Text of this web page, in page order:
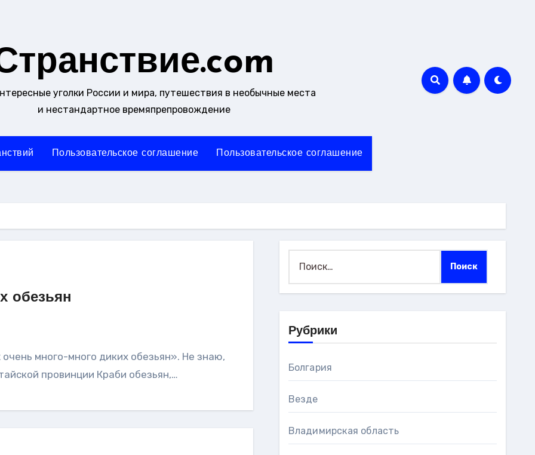
уголки России и мира, путешествия в необычные места
и нестандартное времяпрепровождение
Пользовательское соглашение Пользовательское соглашение
обезьян
провинции Краби обезьян,…
Рубрики
Болгария
Везде
Владимирская область